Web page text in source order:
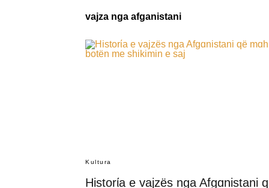
vajza nga afganistani
Kultura
Historίa e vajzës nga Afgɑnistani